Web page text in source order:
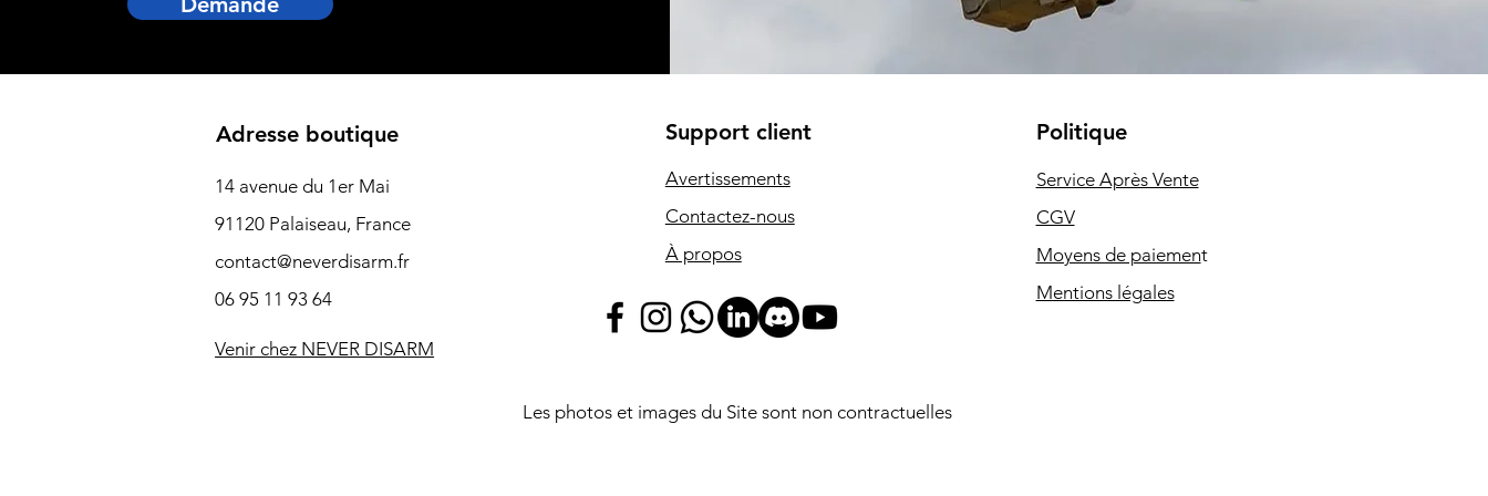
Adresse boutique
14 avenue du 1er Mai
91120 Palaiseau, France
contact@neverdisarm.fr
06 95 11 93 64
Venir chez NEVER DISARM
Support client
Avertissements
Contactez-nous
À propos
Les photos et images du Site sont non contractuelles
Politique
Service Après Vente
CGV
Moyens de paiement
Mentions légales